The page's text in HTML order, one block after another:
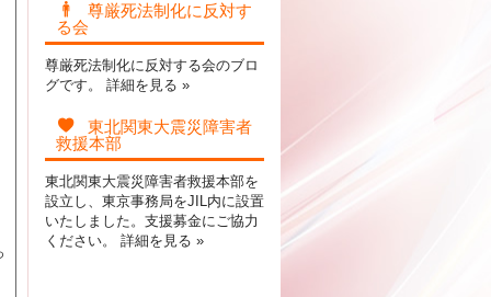
尊厳死法制化に反対す
る会
尊厳死法制化に反対する会のブロ
グです。 詳細を見る »
東北関東大震災障害者
救援本部
東北関東大震災障害者救援本部を
設立し、東京事務局をJIL内に設置
いたしました。支援募金にご協力
ください。 詳細を見る »